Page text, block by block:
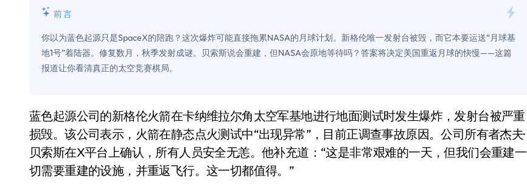
Windows 11家庭版和专业版，选错真的会后悔吗？
你的U盘格式对了吗？详解exFAT和NTFS的终极对决
轻到忽略不计 大疆Mini 2S内录实测，值不值得冲？
从“卖电视”到“定规则”：海信拿下RGB-Mini LED全球话语权
对不起胖东来，我先不学了——永辉的“休克疗法”宣告暂停
前言
你以为蓝色起源只是SpaceX的陪跑？这次爆炸可能直接拖累NASA的月球计划。新格伦唯一发射台被毁，而它本要运送“月球基
地1号”着陆器。修复数月，秋季发射成谜。贝索斯说会重建，但NASA会原地等待吗？答案将决定美国重返月球的快慢——这篇
报道让你看清真正的太空竞赛棋局。
蓝色起源公司的新格伦火箭在卡纳维拉尔角太空军基地进行地面测试时发生爆炸，发射台被严重
损毁。该公司表示，火箭在静态点火测试中“出现异常”，目前正调查事故原因。公司所有者杰夫·
贝索斯在X平台上确认，所有人员安全无恙。他补充道：“这是非常艰难的一天，但我们会重建一
切需要重建的设施，并重返飞行。这一切都值得。”